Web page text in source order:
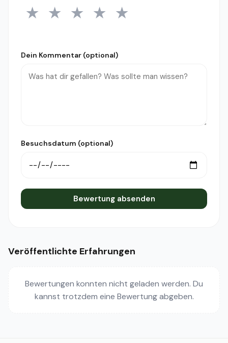
1 Stern
★ 2 Sterne
★ 3 Sterne
★ 4 Sterne
★ 5 Sterne
★
Dein Kommentar (optional)
Besuchsdatum (optional)
Bewertung absenden
Veröffentlichte Erfahrungen
Bewertungen konnten nicht geladen werden. Du
kannst trotzdem eine Bewertung abgeben.